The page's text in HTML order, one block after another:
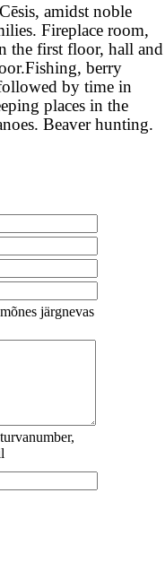
amidst noble
Fireplace room,
the first floor, hall and
berry
by time in
places in the
Beaver hunting.
järgnevas